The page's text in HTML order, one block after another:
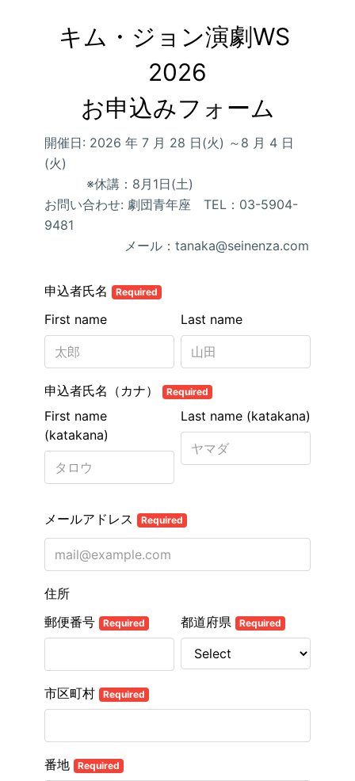
キム・ジョン演劇WS
2026
お申込みフォーム
開催日: 2026 年 7 月 28 日(火) ～8 月 4 日
(火)
※休講：8月1日(土)
お問い合わせ: 劇団青年座 TEL：03-5904-
9481
メール：tanaka@seinenza.com
申込者氏名 Required
Last name
First name
申込者氏名（カナ） Required
Last name (katakana)
First name
(katakana)
メールアドレス Required
住所
郵便番号
Required 都道府県 Required
市区町村 Required
番地 Required